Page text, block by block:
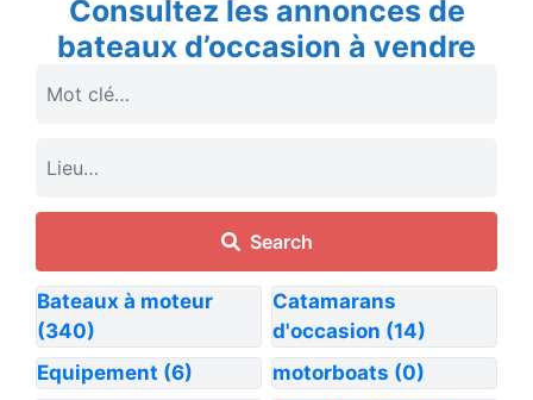
Consultez les annonces de
bateaux d’occasion à vendre
Search
Bateaux à moteur
(340)
Catamarans
d'occasion (14)
Equipement (6) motorboats (0)